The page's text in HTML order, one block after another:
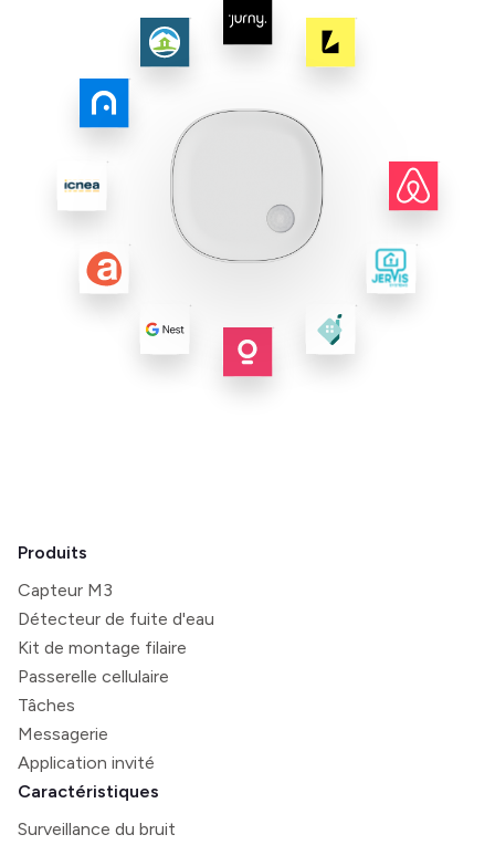
Produits
Capteur M3
Détecteur de fuite d'eau
Kit de montage filaire
Passerelle cellulaire
Tâches
Messagerie
Application invité
Caractéristiques
Surveillance du bruit